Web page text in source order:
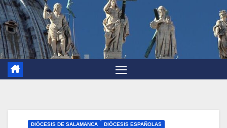
DIÓCESIS DE SALAMANCA DIÓCESIS ESPAÑOLAS